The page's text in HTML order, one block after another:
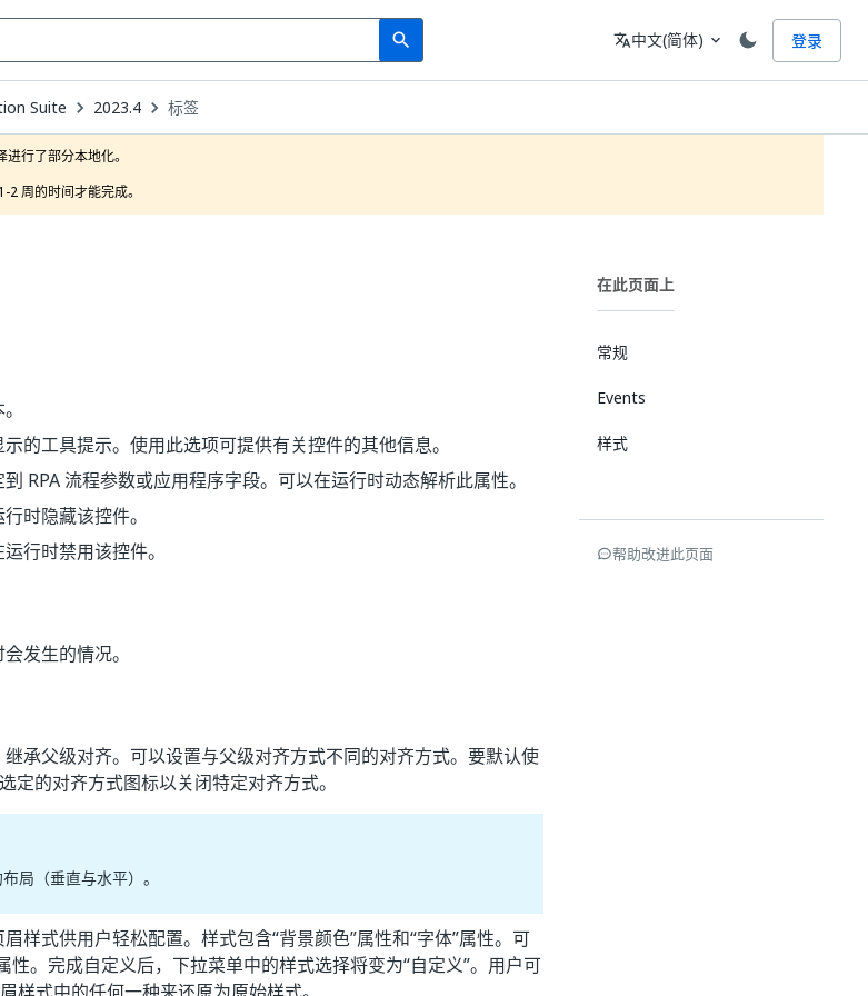
search
Search 语言
translate中文(简体) expand_more 登录
Suite 2023.4 标签
行了部分本地化。
周的时间才能完成。
的工具提示。使用此选项可提供有关控件的其他信息。
RPA 流程参数或应用程序字段。可以在运行时动态解析此属性。
时隐藏该控件。
行时禁用该控件。
发生的情况。
承父级对齐。可以设置与父级对齐方式不同的对齐方式。要默认使
定的对齐方式图标以关闭特定对齐方式。
局（垂直与水平）。
样式供用户轻松配置。样式包含“背景颜色”属性和“字体”属性。可
性。完成自定义后，下拉菜单中的样式选择将变为“自定义”。用户可
在此页面上
常规
Events
样式
帮助改进此页面